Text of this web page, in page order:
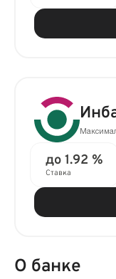
до 1.92 %
Ставка
О банке